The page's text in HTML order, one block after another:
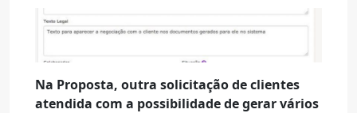
Na Proposta, outra solicitação de clientes
atendida com a possibilidade de gerar vários